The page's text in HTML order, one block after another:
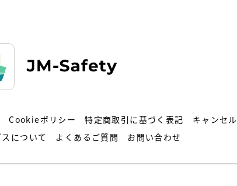
Cookieポリシー 特定商取引に基づく表記
キャンセ
について
よくあるご質問 お問い合わせ